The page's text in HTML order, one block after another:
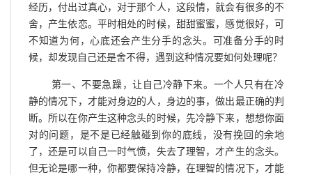
经历，付出过真心，对于那个人，这段情，就会有很多的不
舍，产生依恋。平时相处的时候，甜甜蜜蜜，感觉很好，可
不知道为何，心底还会产生分手的念头。可准备分手的时
候，却发现自己还是舍不得，遇到这种情况要如何处理呢？
第一、不要急躁，让自己冷静下来。一个人只有在冷
静的情况下，才能对身边的人，身边的事，做出最正确的判
断。所以在你产生这种念头的时候，先冷静下来，想想你面
对的问题，是不是已经触碰到你的底线，没有挽回的余地
了，还是可以自己一时气愤，失去了理智，才产生的念头。
但无论是哪一种，你都要保持冷静，在理智的情况下，才能